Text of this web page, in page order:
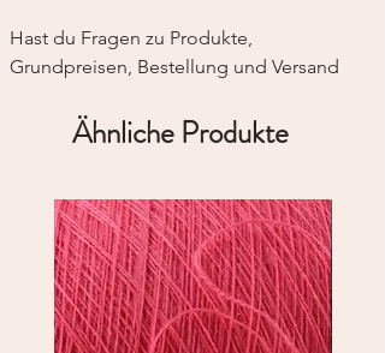
Hast du Fragen zu Produkte,
Grundpreisen, Bestellung und Versand
Ähnliche Produkte